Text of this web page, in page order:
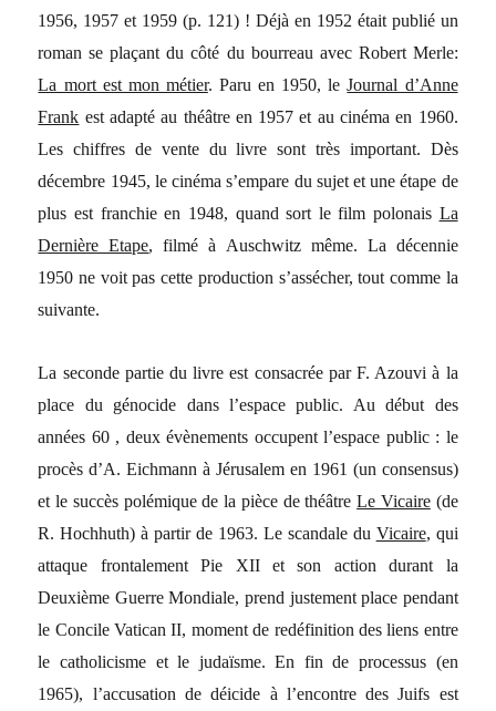
1956, 1957 et 1959 (p. 121) ! Déjà en 1952 était publié un
roman se plaçant du côté du bourreau avec Robert Merle:
La mort est mon métier. Paru en 1950, leJournal d’Anne
Frank est adapté au théâtre en 1957 et au cinéma en 1960.
Les chiffres de vente du livre sont très important. Dès
décembre 1945, le cinéma s’empare du sujet et une étape de
plus est franchie en 1948, quand sort le film polonais La
Dernière Etape, filmé à Auschwitz même. La décennie
1950 ne voit pas cette production s’assécher, tout comme la
suivante.
La seconde partie du livre est consacrée par F. Azouvi à la
place du génocide dans l’espace public. Au début des
années 60 , deux évènements occupent l’espace public : le
procès d’A. Eichmann à Jérusalem en 1961 (un consensus)
et le succès polémique de la pièce de théâtreLe Vicaire(de
R. Hochhuth) à partir de 1963. Le scandale du Vicaire, qui
attaque frontalement Pie XII et son action durant la
Deuxième Guerre Mondiale, prend justement place pendant
le Concile Vatican II, moment de redéfinition des liens entre
le catholicisme et le judaïsme. En fin de processus (en
1965), l’accusation de déicide à l’encontre des Juifs est